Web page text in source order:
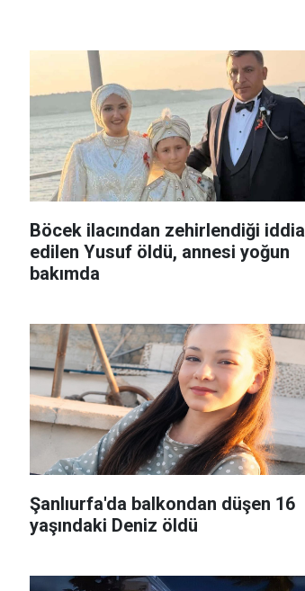
Böcek ilacından zehirlendiği iddia
edilen Yusuf öldü, annesi yoğun
bakımda
Şanlıurfa'da balkondan düşen 16
yaşındaki Deniz öldü